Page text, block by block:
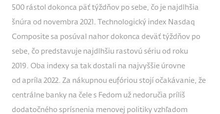
500 rástol dokonca päť týždňov po sebe, čo je najdlhšia
šnúra od novembra 2021. Technologický index Nasdaq
Composite sa posúval nahor dokonca deväť týždňov po
sebe, čo predstavuje najdlhšiu rastovú sériu od roku
2019. Oba indexy sa tak dostali na najvyššie úrovne
od apríla 2022. Za nákupnou eufóriou stojí očakávanie, že
centrálne banky na čele s Fedom už nedoručia príliš
dodatočného sprísnenia menovej politiky vzhľadom